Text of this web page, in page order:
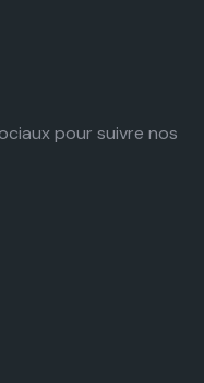
pour suivre nos